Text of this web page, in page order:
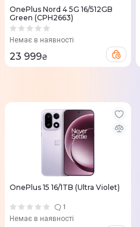
OnePlus Nord 4 5G 16/512GB
Green (CPH2663)
Немає в наявності
23 999₴
OnePlus 15 16/1TB (Ultra Violet)
1
Немає в наявності